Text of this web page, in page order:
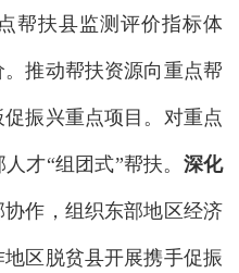
帮扶县监测评价指标体
推动帮扶资源向重点帮
振兴重点项目。对重点
才“组团式”帮扶。 深化
作，组织东部地区经济
区脱贫县开展携手促振